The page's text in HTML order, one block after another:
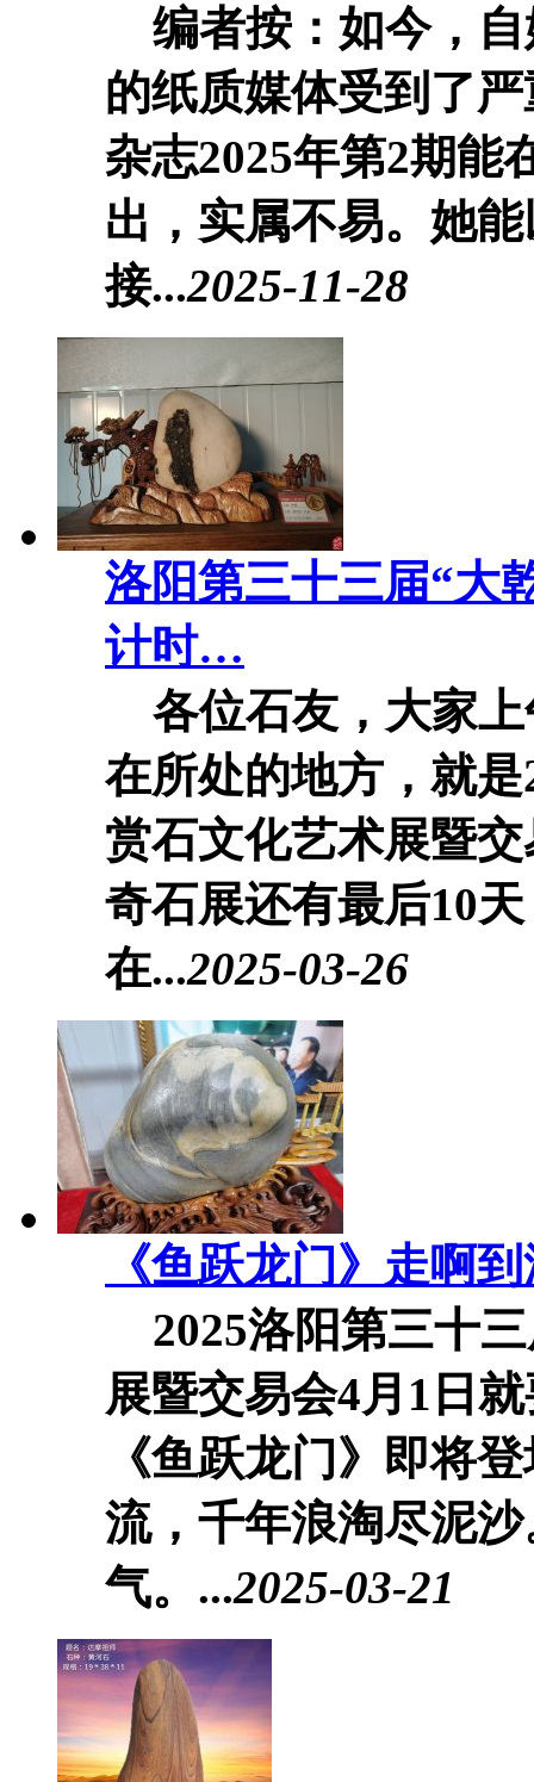
编者按：如今，自
的纸质媒体受到了
杂志2025年第2期能
出，实属不易。她
接...2025-11-28
洛阳第三十三届“大
计时…
各位石友，大家上
在所处的地方，就
赏石文化艺术展暨
奇石展还有最后10
在...2025-03-26
《鱼跃龙门》走啊
2025洛阳第三十
展暨交易会4月1日
《鱼跃龙门》即将
流，千年浪淘尽泥
气。...2025-03-21